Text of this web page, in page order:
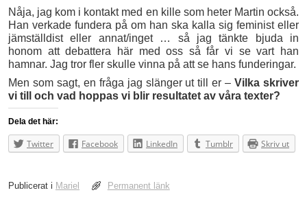
Nåja, jag kom i kontakt med en kille som heter Martin också.
Han verkade fundera på om han ska kalla sig feminist eller
jämställdist eller annat/inget … så jag tänkte bjuda in
honom att debattera här med oss så får vi se vart han
hamnar. Jag tror fler skulle vinna på att se hans funderingar.
Men som sagt, en fråga jag slänger ut till er –Vilka skriver
vi till och vad hoppas vi blir resultatet av våra texter?
Dela det här:
Twitter Facebook LinkedIn Tumblr Skriv ut
Publicerat i Mariel Permanent länk